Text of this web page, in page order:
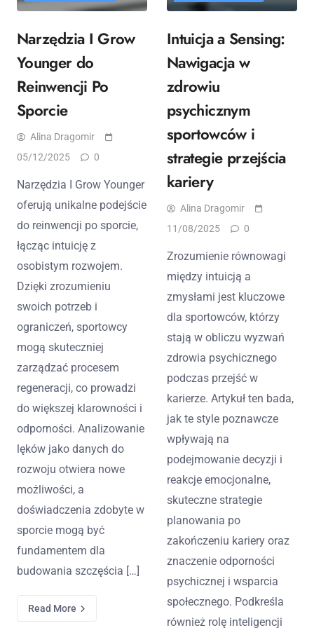
Narzędzia I Grow
Younger do
Reinwencji Po
Sporcie
Alina Dragomir
05/12/2025
0
Narzędzia I Grow Younger
oferują unikalne podejście
do reinwencji po sporcie,
łącząc intuicję z
osobistym rozwojem.
Dzięki zrozumieniu
swoich potrzeb i
ograniczeń, sportowcy
mogą skuteczniej
zarządzać procesem
regeneracji, co prowadzi
do większej klarowności i
odporności. Analizowanie
lęków jako danych do
rozwoju otwiera nowe
możliwości, a
doświadczenia zdobyte w
sporcie mogą być
fundamentem dla
budowania szczęścia […]
Read More
Intuicja a Sensing:
Nawigacja w
zdrowiu
psychicznym
sportowców i
strategie przejścia
kariery
Alina Dragomir
11/08/2025
0
Zrozumienie równowagi
między intuicją a
zmysłami jest kluczowe
dla sportowców, którzy
stają w obliczu wyzwań
zdrowia psychicznego
podczas przejść w
karierze. Artykuł ten bada,
jak te style poznawcze
wpływają na
podejmowanie decyzji i
reakcje emocjonalne,
skuteczne strategie
planowania po
zakończeniu kariery oraz
znaczenie odporności
psychicznej i wsparcia
społecznego. Podkreśla
również rolę inteligencji